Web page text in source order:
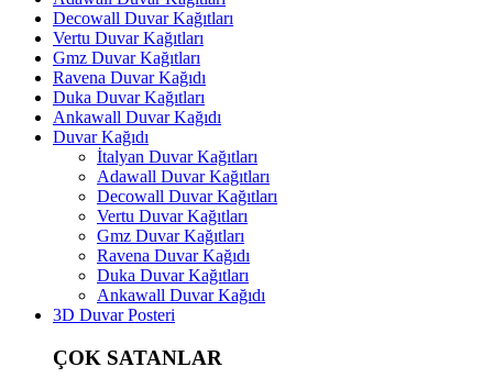
Decowall Duvar Kağıtları
Vertu Duvar Kağıtları
Gmz Duvar Kağıtları
Ravena Duvar Kağıdı
Duka Duvar Kağıtları
Ankawall Duvar Kağıdı
Duvar Kağıdı
İtalyan Duvar Kağıtları
Adawall Duvar Kağıtları
Decowall Duvar Kağıtları
Vertu Duvar Kağıtları
Gmz Duvar Kağıtları
Ravena Duvar Kağıdı
Duka Duvar Kağıtları
Ankawall Duvar Kağıdı
3D Duvar Posteri
ÇOK SATANLAR